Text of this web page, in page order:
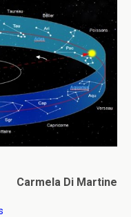
Carmela Di Martine